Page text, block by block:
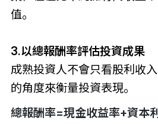
值。
3.以總報酬率評估投資成果
成熟投資人不會只看股利收
的角度來衡量投資表現。
總報酬率=現金收益率+資本